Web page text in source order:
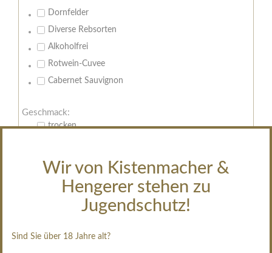
Wir von Kistenmacher &
Hengerer stehen zu
Jugendschutz!
Sind Sie über 18 Jahre alt?
Dornfelder
Diverse Rebsorten
Alkoholfrei
Rotwein-Cuvee
Cabernet Sauvignon
Geschmack:
trocken
halbtrocken
edelsüß